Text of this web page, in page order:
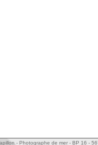
- Photographe de mer - BP 16 -